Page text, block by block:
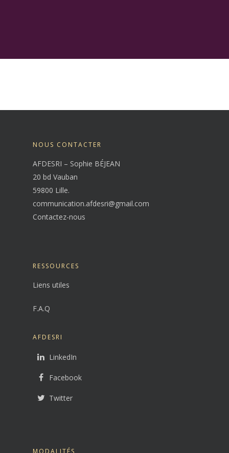
NOUS CONTACTER
AFDESRI – Sophie BÉJEAN
20 bd Vauban
59800 Lille.
communication.afdesri@gmail.com
Contactez-nous
RESSOURCES
Liens utiles
F.A.Q
AFDESRI
LinkedIn
Facebook
Twitter
MODALITÉS